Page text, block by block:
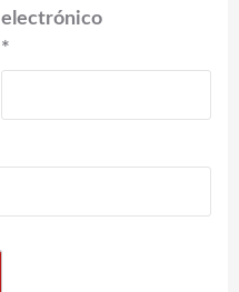
electrónico
*